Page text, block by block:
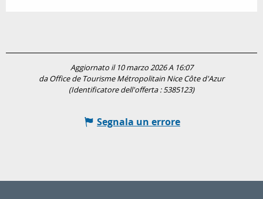
Aggiornato il 10 marzo 2026 A 16:07
da Office de Tourisme Métropolitain Nice Côte d'Azur
(Identificatore dell'offerta :5385123)
Segnala un errore